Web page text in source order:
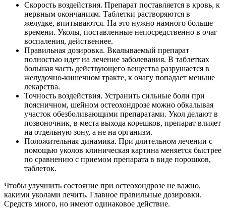
Скорость воздействия. Препарат поставляется в кровь, к
нервным окончаниям. Таблетки растворяются в
желудке, впитываются. На это нужно намного больше
времени. Уколы, поставленные непосредственно в очаг
воспаления, действеннее.
Правильная дозировка. Вкалываемый препарат
полностью идет на лечение заболевания. В таблетках
большая часть действующего вещества разрушается в
желудочно-кишечном тракте, к очагу попадает меньше
лекарства.
Точность воздействия. Устранить сильные боли при
поясничном, шейном остеохондрозе можно обкалывая
участок обезболивающими препаратами. Укол делают в
позвоночник, в места выхода корешков, препарат влияет
на отдельную зону, а не на организм.
Положительная динамика. При длительном лечении с
помощью уколов клиническая картина меняется быстрее
по сравнению с приемом препарата в виде порошков,
таблеток.
Чтобы улучшить состояние при остеохондрозе не важно,
какими уколами лечить. Главное правильные дозировки.
Средств много, но имеют одинаковое действие.